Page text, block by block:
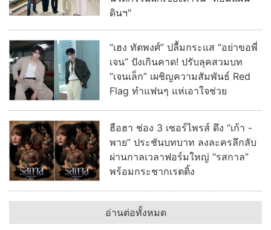
ดินฯ"
“เฮง ทัตพงศ์” ปลื้มกระแส “อย่าขอพี่
เจน” ปังเกินคาด! ปรับลุคสวมบท
“เจนเล็ก” เผชิญความสัมพันธ์ Red
Flag ทำแฟนๆ แห่เอาใจช่วย
ฮือฮา ช่อง 3 เซอร์ไพรส์ ดึง “เก้า -
พาย” ประชันบทบาท ลงละครลึกลับ
ผ่านกาลเวลาฟอร์มใหญ่ “รสกาล”
พร้อมกระชากเรตติ้ง
อ่านต่อทั้งหมด